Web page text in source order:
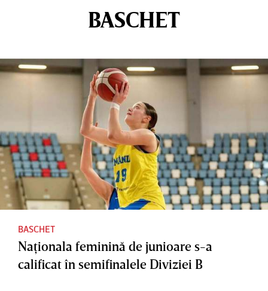
BASCHET
BASCHET
Naţionala feminină de junioare s-a
calificat în semifinalele Diviziei B